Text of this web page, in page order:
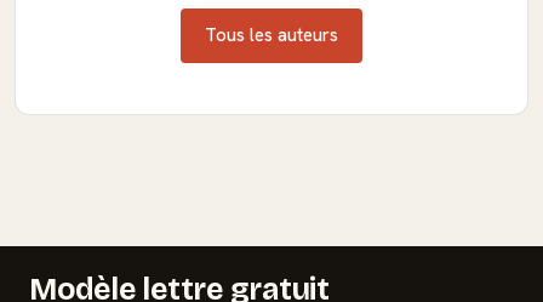
Tous les auteurs
Modèle lettre gratuit